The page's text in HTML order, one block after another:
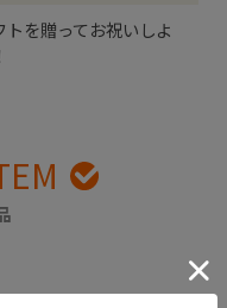
トを贈ってお祝いしよ